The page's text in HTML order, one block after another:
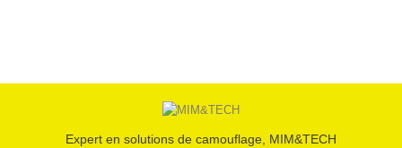
Expert en solutions de camouflage, MIM&TECH